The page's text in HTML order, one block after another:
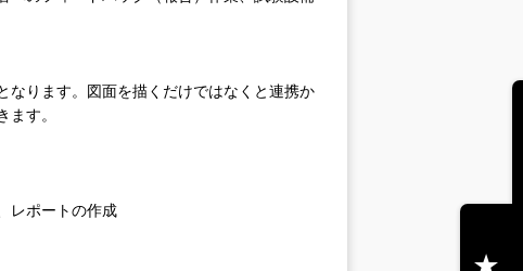
なります。図面を描くだけではなくと連携か
す。
レポートの作成